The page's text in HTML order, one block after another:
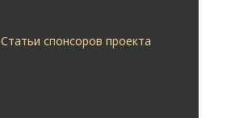
Статьи спонсоров проекта